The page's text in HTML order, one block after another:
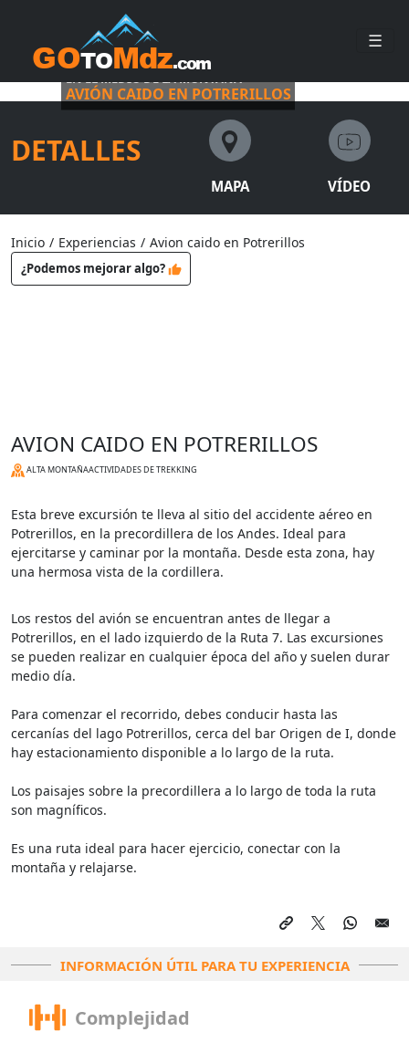
☰
EN EL MEDIO DE LA MONTAÑA
AVIÓN CAIDO EN POTRERILLOS
DETALLES
MAPA VÍDEO
Inicio / Experiencias / Avion caido en Potrerillos
¿Podemos mejorar algo?
AVION CAIDO EN POTRERILLOS
ALTA MONTAÑAACTIVIDADES DE TREKKING
Esta breve excursión te lleva al sitio del accidente aéreo en
Potrerillos, en la precordillera de los Andes. Ideal para
ejercitarse y caminar por la montaña. Desde esta zona, hay
una hermosa vista de la cordillera.
Los restos del avión se encuentran antes de llegar a
Potrerillos, en el lado izquierdo de la Ruta 7. Las excursiones
se pueden realizar en cualquier época del año y suelen durar
medio día.
Para comenzar el recorrido, debes conducir hasta las
cercanías del lago Potrerillos, cerca del bar Origen de I, donde
hay estacionamiento disponible a lo largo de la ruta.
Los paisajes sobre la precordillera a lo largo de toda la ruta
son magníficos.
Es una ruta ideal para hacer ejercicio, conectar con la
montaña y relajarse.
INFORMACIÓN ÚTIL PARA TU EXPERIENCIA
Complejidad